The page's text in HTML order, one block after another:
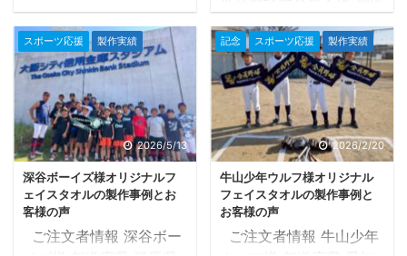
させていただき、かなり
かっこいいタオルが完成
いたしました
タオル
ツクールでは以前から昇
侍選手のタオルをご注文
いただき作製させていた
だいておりました！
タオルの品質にもご満足
いただき、大変嬉しいで
す
！！ 今回、2026年
7月18日（土）広島県で
府県 兵庫県 タオルの種
類 マフラータオル
20×107cm タオル産地
国産生地 プリントの種類
染料プリント 色数 2色
黄・エンジ 納品まで ご
注文後タオルツクール営
業日の10日後に納品 補
足 お客様から頂いたイメ
ージを基に製作 目次1 マ
フラータオル製作事例1.1
スポーツ応援 製作実績
2026/5/13
深谷ボーイズ様オリジナルフ
ェイスタオルの製作事例とお
客様の声
ご注文者情報 深谷ボー
記念 スポーツ応援 製作実績
2026/2/20
牛山少年ウルフ様オリジナル
フェイスタオルの製作事例と
お客様の声
ご注文者情報 牛山少年